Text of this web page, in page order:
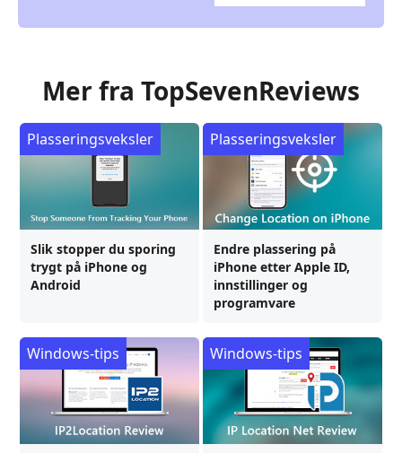
Mer fra TopSevenReviews
Slik stopper du sporing
trygt på iPhone og
Android
Plasseringsveksler
Endre plassering på
iPhone etter Apple ID,
innstillinger og
programvare
Plasseringsveksler
Windows-tips Windows-tips